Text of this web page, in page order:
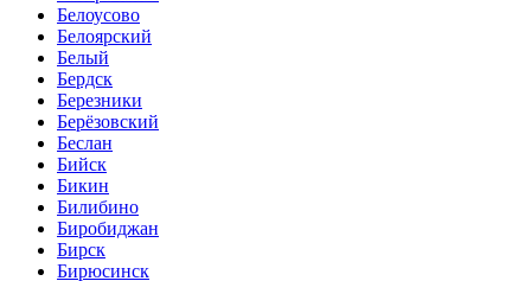
Белоусово
Белоярский
Белый
Бердск
Березники
Берёзовский
Беслан
Бийск
Бикин
Билибино
Биробиджан
Бирск
Бирюсинск